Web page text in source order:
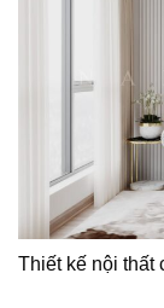
Thiết kế nội thất